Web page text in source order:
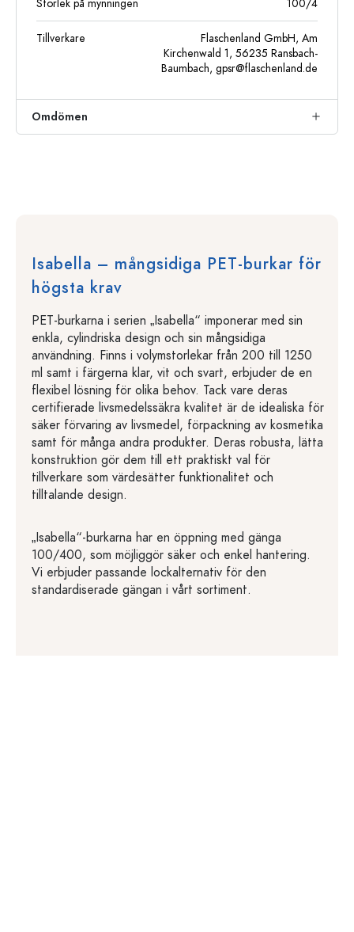
Storlek på mynningen 100/4
Tillverkare
Flaschenland GmbH, Am
Kirchenwald 1, 56235 Ransbach-
Baumbach, gpsr@flaschenland.de
Omdömen
Isabella – mångsidiga PET-burkar för
högsta krav
PET-burkarna i serien „Isabella“ imponerar med sin
enkla, cylindriska design och sin mångsidiga
användning. Finns i volymstorlekar från 200 till 1250
ml samt i färgerna klar, vit och svart, erbjuder de en
flexibel lösning för olika behov. Tack vare deras
certifierade livsmedelssäkra kvalitet är de idealiska för
säker förvaring av livsmedel, förpackning av kosmetika
samt för många andra produkter. Deras robusta, lätta
konstruktion gör dem till ett praktiskt val för
tillverkare som värdesätter funktionalitet och
tilltalande design.
„Isabella“-burkarna har en öppning med gänga
100/400, som möjliggör säker och enkel hantering.
Vi erbjuder passande lockalternativ för den
standardiserade gängan i vårt sortiment.